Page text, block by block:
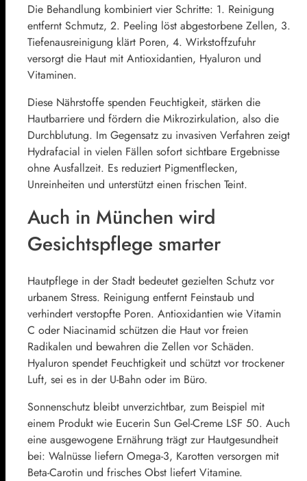
Die Behandlung kombiniert vier Schritte: 1. Reinigung
entfernt Schmutz, 2. Peeling löst abgestorbene Zellen, 3.
Tiefenausreinigung klärt Poren, 4. Wirkstoffzufuhr
versorgt die Haut mit Antioxidantien, Hyaluron und
Vitaminen.
Diese Nährstoffe spenden Feuchtigkeit, stärken die
Hautbarriere und fördern die Mikrozirkulation, also die
Durchblutung. Im Gegensatz zu invasiven Verfahren zeigt
Hydrafacial in vielen Fällen sofort sichtbare Ergebnisse
ohne Ausfallzeit. Es reduziert Pigmentflecken,
Unreinheiten und unterstützt einen frischen Teint.
Auch in München wird
Gesichtspflege smarter
Hautpflege in der Stadt bedeutet gezielten Schutz vor
urbanem Stress. Reinigung entfernt Feinstaub und
verhindert verstopfte Poren. Antioxidantien wie Vitamin
C oder Niacinamid schützen die Haut vor freien
Radikalen und bewahren die Zellen vor Schäden.
Hyaluron spendet Feuchtigkeit und schützt vor trockener
Luft, sei es in der U-Bahn oder im Büro.
Sonnenschutz bleibt unverzichtbar, zum Beispiel mit
einem Produkt wie Eucerin Sun Gel-Creme LSF 50. Auch
eine ausgewogene Ernährung trägt zur Hautgesundheit
bei: Walnüsse liefern Omega-3, Karotten versorgen mit
Beta-Carotin und frisches Obst liefert Vitamine.